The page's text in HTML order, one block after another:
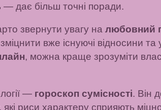
— дає більш точні поради.
звернути увагу на любовний
вже існуючі відносини та
, можна краще зрозуміти
— гороскоп сумісності. Він
риси характеру сприяють